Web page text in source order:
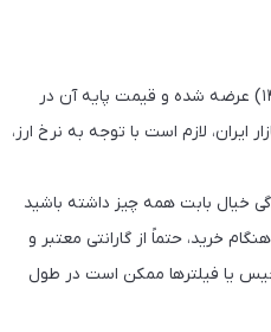
: این محصول در سطح جهانی از اوایل سال ۲۰۲۶ (احتمالاً دی‌ماه ۱۴۰۴) عرضه شده و قیمت پایه آن در
پوند و در استرالیا ۱۹۹۹ دلار است. برای بازار ایران، لازم است با توجه به نرخ ارز،
خیال بابت همه چیز داشته باشید
خرید، حتماً از گارانتی معتبر و
یا فیلترها ممکن است در طول